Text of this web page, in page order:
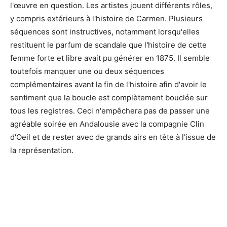
l'œuvre en question. Les artistes jouent différents rôles,
y compris extérieurs à l'histoire de Carmen. Plusieurs
séquences sont instructives, notamment lorsqu'elles
restituent le parfum de scandale que l'histoire de cette
femme forte et libre avait pu générer en 1875. Il semble
toutefois manquer une ou deux séquences
complémentaires avant la fin de l'histoire afin d'avoir le
sentiment que la boucle est complètement bouclée sur
tous les registres. Ceci n'empêchera pas de passer une
agréable soirée en Andalousie avec la compagnie Clin
d'Oeil et de rester avec de grands airs en tête à l'issue de
la représentation.